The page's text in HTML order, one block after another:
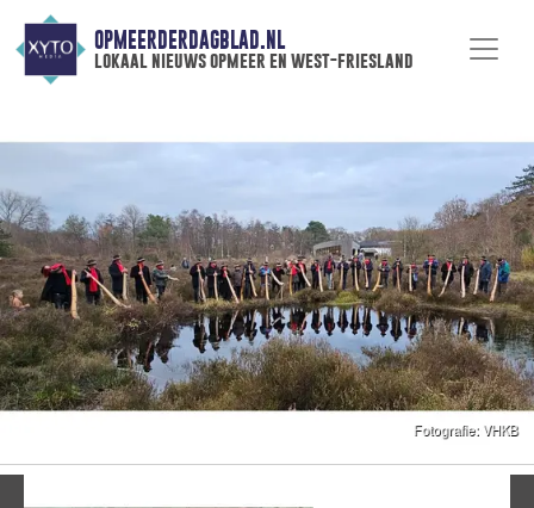
OPMEERDERDAGBLAD.NL
lokaal nieuws opmeer en west-friesland